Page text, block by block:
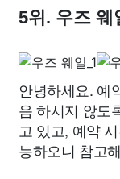
5위. 우즈 웨
안녕하세요. 예
음 하시지 않도
고 있고, 예약
능하오니 참고